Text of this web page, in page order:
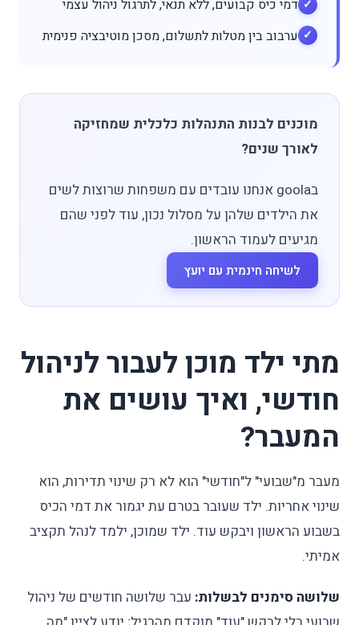
דמי כיס קבועים, ללא תנאי, לתרגול ניהול עצמי
ערבוב בין מטלות לתשלום, מסכן מוטיבציה פנימית
מוכנים לבנות התנהלות כלכלית שמחזיקה
לאורך שנים?
בgoola אנחנו עובדים עם משפחות שרוצות לשים
את הילדים שלהן על מסלול נכון, עוד לפני שהם
מגיעים לעמוד הראשון.
לשיחה חינמית עם יועץ
מתי ילד מוכן לעבור לניהול
חודשי, ואיך עושים את
המעבר?
מעבר מ"שבועי" ל"חודשי" הוא לא רק שינוי תדירות, הוא
שינוי אחריות. ילד שעובר בטרם עת יגמור את דמי הכיס
בשבוע הראשון ויבקש עוד. ילד שמוכן, ילמד לנהל תקציב
אמיתי.
שלושה סימנים לבשלות: עבר שלושה חודשים של ניהול